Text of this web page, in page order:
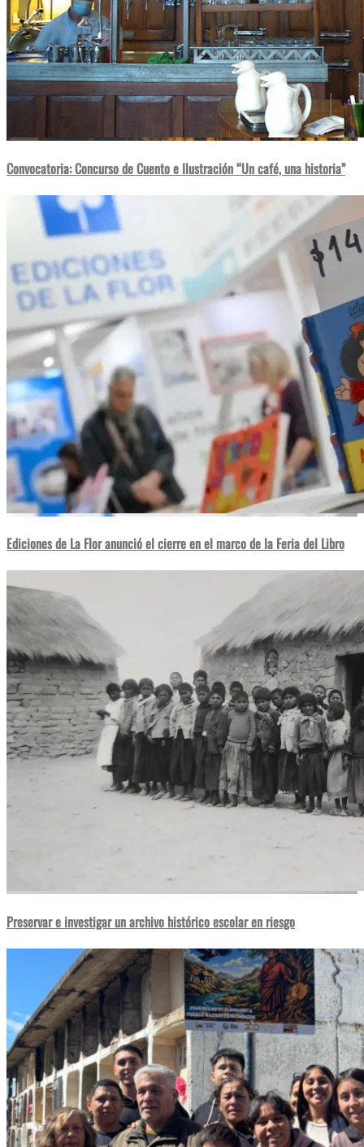
Convocatoria: Concurso de Cuento e Ilustración “Un café, una historia”
Ediciones de La Flor anunció el cierre en el marco de la Feria del Libro
Preservar e investigar un archivo histórico escolar en riesgo